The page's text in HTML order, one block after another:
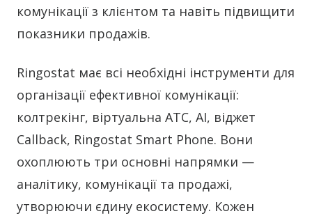
комунікації з клієнтом та навіть підвищити
показники продажів.
Ringostat має всі необхідні інструменти для
організації ефективної комунікації:
колтрекінг, віртуальна АТС, AI, віджет
Callback, Ringostat Smart Phone. Вони
охоплюють три основні напрямки —
аналітику, комунікації та продажі,
утворюючи єдину екосистему. Кожен